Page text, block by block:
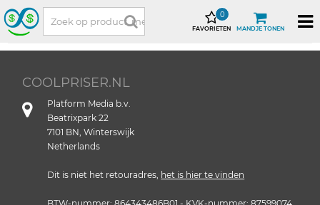
FAVORIETEN
0
MANDJE TONEN
COOLPRISER.NL
Platform Media b.v.
Beatrixpark 22
7101 BN, Winterswijk
Netherlands
Dit is niet het retouradres, het is hier te vinden